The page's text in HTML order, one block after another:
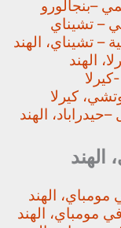
–بنجالورو
– تشيناي
– تشيناي، الهند
الهند
كيرلا
–حيدراباد، الهند
الهند
الهند
مومباي، الهند